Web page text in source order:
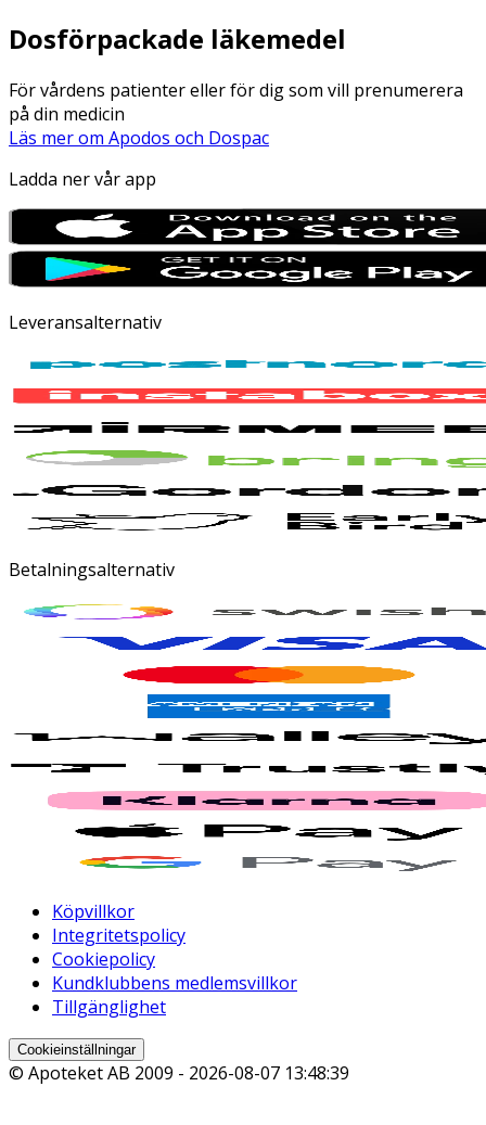
Dosförpackade läkemedel
För vårdens patienter eller för dig som vill prenumerera
på din medicin
Läs mer om Apodos och Dospac
Ladda ner vår app
Leveransalternativ
Betalningsalternativ
Köpvillkor
Integritetspolicy
Cookiepolicy
Kundklubbens medlemsvillkor
Tillgänglighet
Cookieinställningar
© Apoteket AB 2009 - 2026-08-07 13:48:39